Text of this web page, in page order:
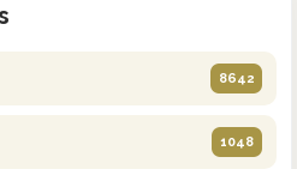
8642
1048